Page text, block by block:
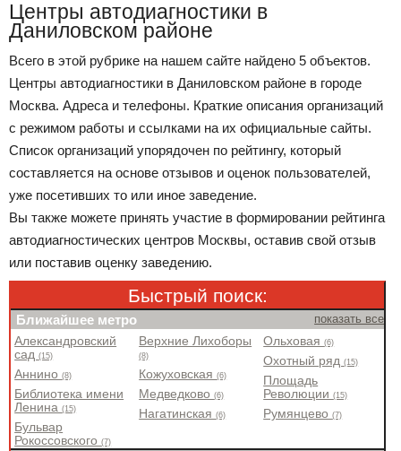
Центры автодиагностики в
Даниловском районе
Всего в этой рубрике на нашем сайте найдено 5 объектов.
Центры автодиагностики в Даниловском районе в городе
Москва. Адреса и телефоны. Краткие описания организаций
с режимом работы и ссылками на их официальные сайты.
Список организаций упорядочен по рейтингу, который
составляется на основе отзывов и оценок пользователей,
уже посетивших то или иное заведение.
Вы также можете принять участие в формировании рейтинга
автодиагностических центров Москвы, оставив свой отзыв
или поставив оценку заведению.
Быстрый поиск:
Ближайшее метро показать все
Александровский
сад(15)
Аннино(8)
Библиотека имени
Ленина(15)
Бульвар
Рокоссовского(7)
Верхние Лихоборы
(8)
Кожуховская(6)
Медведково(6)
Нагатинская(6)
Ольховая(6)
Охотный ряд(15)
Площадь
Революции(15)
Румянцево(7)